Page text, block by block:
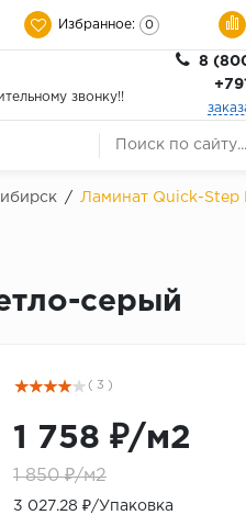
Избранное: 0
звонку!!
8
/
Ламинат Quick-Step
серый
( 3 )
1 758 ₽/м2
1 850 ₽/м2
3 027.28 ₽/Упаковка